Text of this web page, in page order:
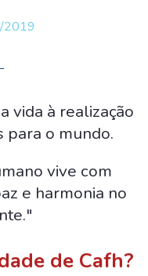
2019
vida à realização
para o mundo.
vive com
e harmonia no
de Cafh?